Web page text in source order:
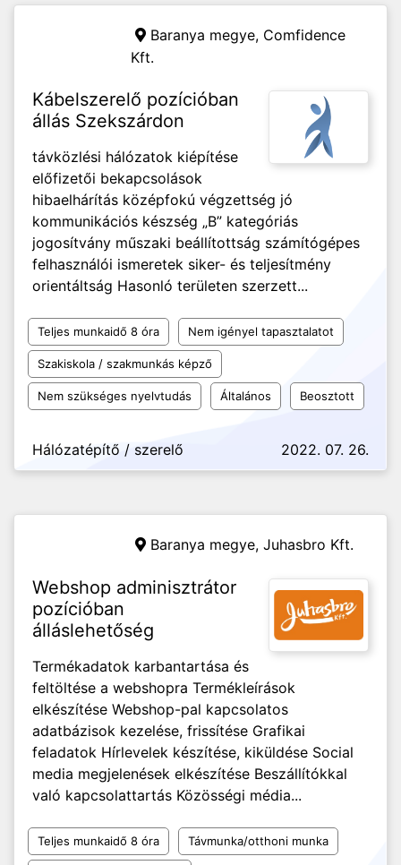
Baranya megye, Comfidence
Kft.
Kábelszerelő pozícióban
állás Szekszárdon
távközlési hálózatok kiépítése
előfizetői bekapcsolások
hibaelhárítás középfokú végzettség jó
kommunikációs készség „B” kategóriás
jogosítvány műszaki beállítottság számítógépes
felhasználói ismeretek siker- és teljesítmény
orientáltság Hasonló területen szerzett...
Teljes munkaidő 8 óra Nem igényel tapasztalatot
Szakiskola / szakmunkás képző
Nem szükséges nyelvtudás Általános Beosztott
Hálózatépítő / szerelő 2022. 07. 26.
Baranya megye, Juhasbro Kft.
Webshop adminisztrátor
pozícióban
álláslehetőség
Termékadatok karbantartása és
feltöltése a webshopra Termékleírások
elkészítése Webshop-pal kapcsolatos
adatbázisok kezelése, frissítése Grafikai
feladatok Hírlevelek készítése, kiküldése Social
media megjelenések elkészítése Beszállítókkal
való kapcsolattartás Közösségi média...
Teljes munkaidő 8 óra Távmunka/otthoni munka